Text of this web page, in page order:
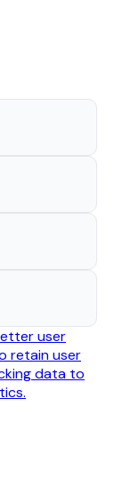
user
retain user
data to